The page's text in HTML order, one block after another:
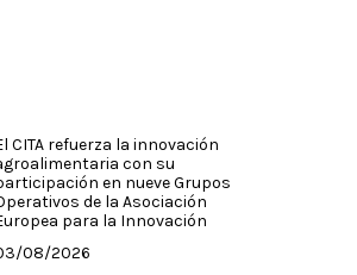
CITA refuerza la innovación
con su
en nueve Grupos
de la Asociación
para la Innovación
08/2026